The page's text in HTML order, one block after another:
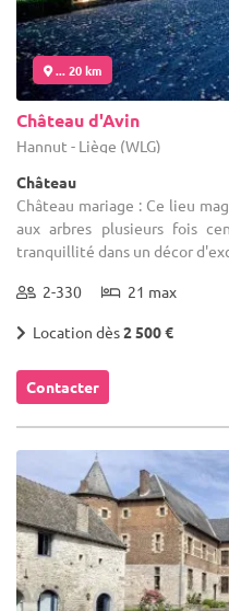
... 20 km
Château d'Avin
Hannut - Liège (WLG)
Château
Château mariage : Ce lieu
aux arbres plusieurs fois
tranquillité dans un décor
2-330 21 max
Location dès2 500 €
Contacter